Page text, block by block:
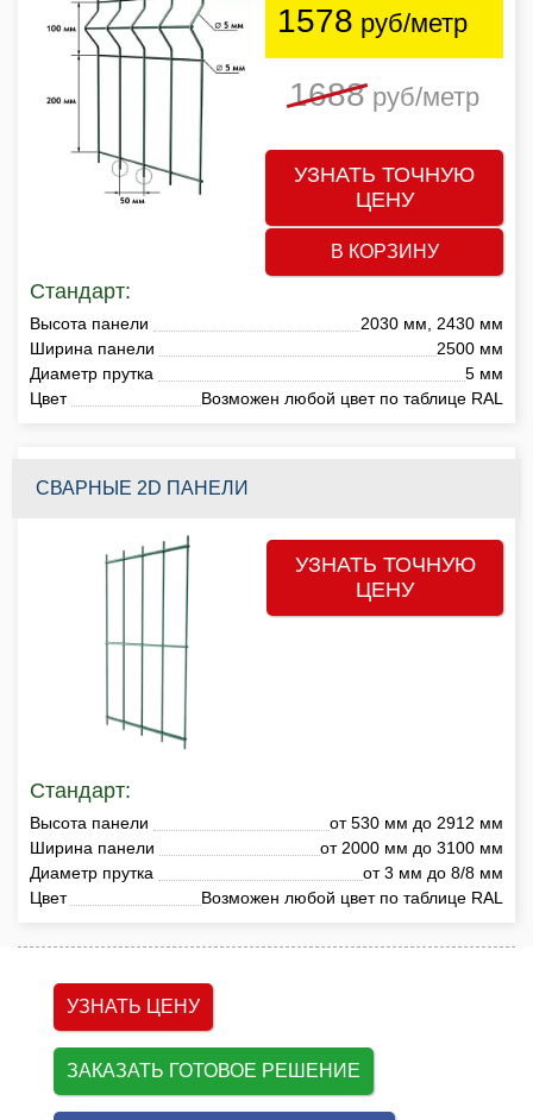
1578 руб/метр
1688руб/метр
УЗНАТЬ ТОЧНУЮ
ЦЕНУ
В КОРЗИНУ
Стандарт:
Высота панели
2030 мм, 2430 мм
Ширина панели
2500 мм
Диаметр прутка
5 мм
Цвет
Возможен любой цвет по таблице RAL
СВАРНЫЕ 2D ПАНЕЛИ
УЗНАТЬ ТОЧНУЮ
ЦЕНУ
Стандарт:
Высота панели
от 530 мм до 2912 мм
Ширина панели
от 2000 мм до 3100 мм
Диаметр прутка
от 3 мм до 8/8 мм
Цвет
Возможен любой цвет по таблице RAL
УЗНАТЬ ЦЕНУ
ЗАКАЗАТЬ ГОТОВОЕ РЕШЕНИЕ